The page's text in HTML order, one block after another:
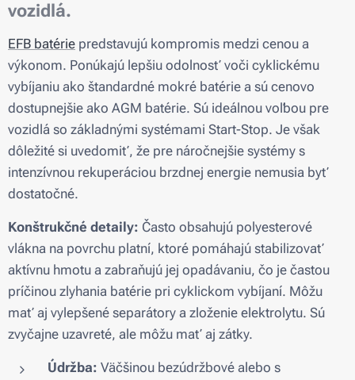
vozidlá.
EFB batérie predstavujú kompromis medzi cenou a
výkonom. Ponúkajú lepšiu odolnosť voči cyklickému
vybíjaniu ako štandardné mokré batérie a sú cenovo
dostupnejšie ako AGM batérie. Sú ideálnou voľbou pre
vozidlá so základnými systémami Start-Stop. Je však
dôležité si uvedomiť, že pre náročnejšie systémy s
intenzívnou rekuperáciou brzdnej energie nemusia byť
dostatočné.
Konštrukčné detaily: Často obsahujú polyesterové
vlákna na povrchu platní, ktoré pomáhajú stabilizovať
aktívnu hmotu a zabraňujú jej opadávaniu, čo je častou
príčinou zlyhania batérie pri cyklickom vybíjaní. Môžu
mať aj vylepšené separátory a zloženie elektrolytu. Sú
zvyčajne uzavreté, ale môžu mať aj zátky.
Údržba: Väčšinou bezúdržbové alebo s